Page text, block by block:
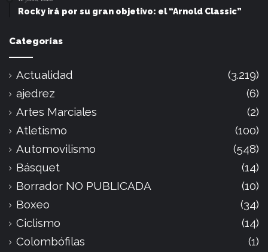
Rocky irá por su gran objetivo: el “Arnold Classic”
Categorías
Actualidad
(3.219)
ajedrez
(6)
Artes Marciales
(2)
Atletismo
(100)
Automovilismo
(548)
Básquet
(14)
Borrador NO PUBLICADA
(10)
Boxeo
(34)
Ciclismo
(14)
Colombófilas
(1)